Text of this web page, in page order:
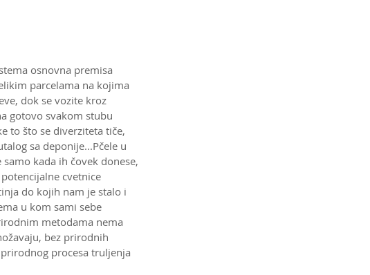
osnovna premisa
parcelama na kojima
dok se vozite kroz
gotovo svakom stubu
to što se diverziteta tiče,
sa deponije...Pčele u
kada ih čovek donese,
cvetnice
do kojih nam je stalo i
u kom sami sebe
metodama nema
bez prirodnih
procesa truljenja